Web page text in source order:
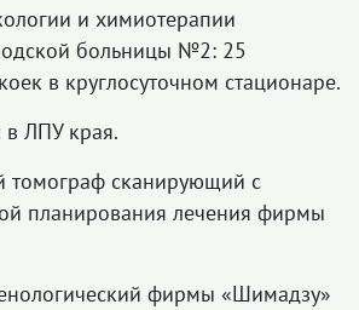
и химиотерапии
больницы №2: 25
в круглосуточном стационаре.
ЛПУ края.
томограф сканирующий с
планирования лечения фирмы
фирмы «Шимадзу»